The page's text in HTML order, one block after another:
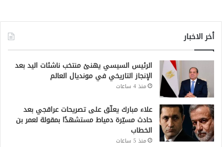
أخر الاخبار
الرئيس السيسي يهنئ منتخب ناشئات اليد بعد
الإنجاز التاريخي في مونديال العالم
منذ 4 ساعات
علاء مبارك يعلّق على تصريحات عراقجي بعد
حادث مسيّرة دمياط مستشهدًا بمقولة لعمر بن
الخطاب
منذ 5 ساعات